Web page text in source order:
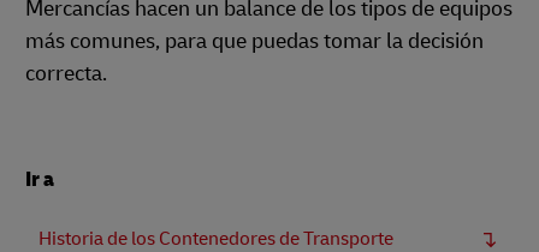
Mercancías hacen un balance de los tipos de equipos
más comunes, para que puedas tomar la decisión
correcta.
Ir a
Historia de los Contenedores de Transporte